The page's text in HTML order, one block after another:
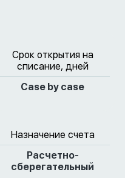
Срок открытия на
списание, дней
Case by case
Назначение счета
Расчетно-
сберегательный